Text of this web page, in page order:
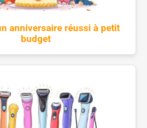
anniversaire réussi à petit
budget